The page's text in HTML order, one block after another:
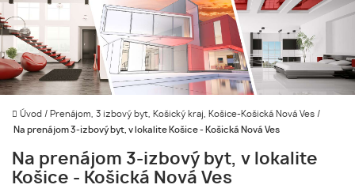
Úvod / Prenájom, 3 izbový byt, Košický kraj, Košice-Košická Nová Ves /
Na prenájom 3-izbový byt, v lokalite Košice - Košická Nová Ves
Na prenájom 3-izbový byt, v lokalite
Košice - Košická Nová Ves